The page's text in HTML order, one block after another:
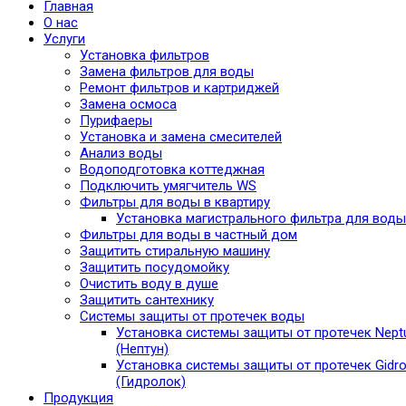
Главная
О нас
Услуги
Установка фильтров
Замена фильтров для воды
Ремонт фильтров и картриджей
Замена осмоса
Пурифаеры
Установка и замена смесителей
Анализ воды
Водоподготовка коттеджная
Подключить умягчитель WS
Фильтры для воды в квартиру
Установка магистрального фильтра для воды
Фильтры для воды в частный дом
Защитить стиральную машину
Защитить посудомойку
Очистить воду в душе
Защитить сантехнику
Системы защиты от протечек воды
Установка системы защиты от протечек
(Нептун)
Установка системы защиты от протечек
(Гидролок)
Продукция